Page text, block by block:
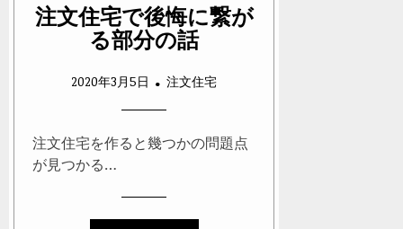
注文住宅で後悔に繋が
る部分の話
2020年3月5日 注文住宅
注文住宅を作ると幾つかの問題点
が見つかる…